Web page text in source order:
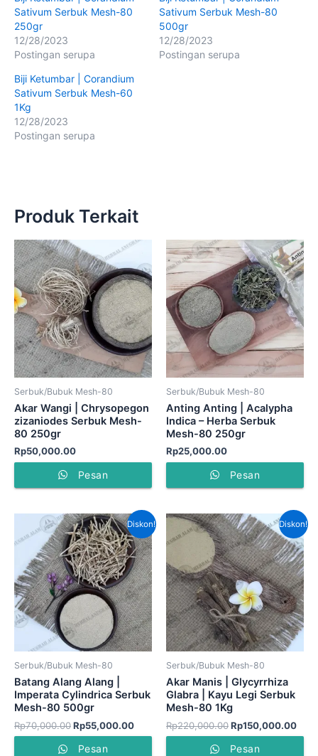
Sativum Serbuk Mesh-80
250gr
12/28/2023
Postingan serupa
Sativum Serbuk Mesh-80
500gr
12/28/2023
Postingan serupa
Biji Ketumbar | Corandium
Sativum Serbuk Mesh-60
1Kg
12/28/2023
Postingan serupa
Produk Terkait
Serbuk/Bubuk Mesh-80
Akar Wangi | Chrysopegon
zizaniodes Serbuk Mesh-
80 250gr
Rp50,000.00
Pesan
Serbuk/Bubuk Mesh-80
Anting Anting | Acalypha
Indica – Herba Serbuk
Mesh-80 250gr
Rp25,000.00
Pesan
Diskon!
Serbuk/Bubuk Mesh-80
Batang Alang Alang |
Imperata Cylindrica Serbuk
Mesh-80 500gr
Rp70,000.00
Harga
aslinya
adalah:
Rp70,000.00.
Rp55,000.00
Harga
saat
ini
adalah:
Rp55,000.00.
Pesan
Diskon!
Serbuk/Bubuk Mesh-80
Akar Manis | Glycyrrhiza
Glabra | Kayu Legi Serbuk
Mesh-80 1Kg
Rp220,000.00
Harga
aslinya
adalah:
Rp220,000.00.
Rp150,000.00
saat
ini
Pesan